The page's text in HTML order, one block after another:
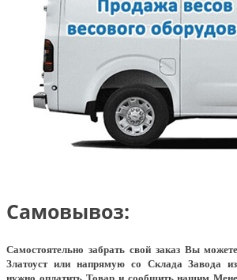
Самовывоз:
Самостоятельно забрать свой заказ Вы
Златоуст или напрямую со Склада Завода